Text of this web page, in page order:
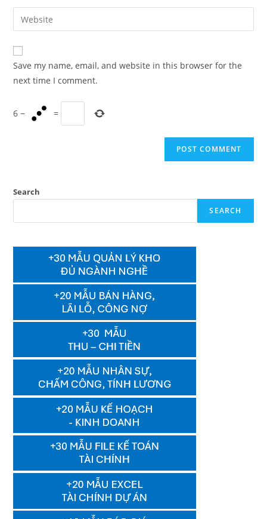
comment
email
address
comment
Enter
your
website
URL
(optional)
Save my name, email, and website in this browser for the
next time I comment.
6 − =
Search
SEARCH